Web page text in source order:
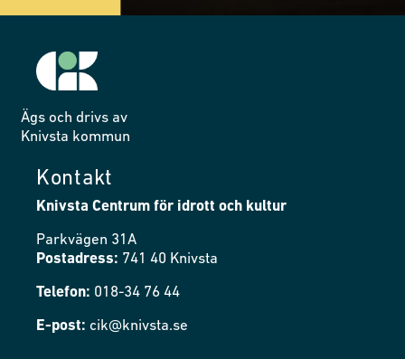
Ägs och drivs av
Knivsta kommun
Kontakt
Knivsta Centrum för idrott och kultur
Parkvägen 31A
Postadress: 741 40 Knivsta
Telefon: 018-34 76 44
E-post: cik@knivsta.se